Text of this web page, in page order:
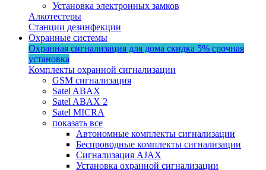
Установка электронных замков
Алкотестеры
Станции дезинфекции
Охранные системы
Охранная сигнализация для дома скидка 5% срочная
установка
Комплекты охранной сигнализации
GSM сигнализация
Satel ABAX
Satel ABAX 2
Satel MICRA
показать все
Автономные комплекты сигнализации
Беспроводные комплекты сигнализации
Сигнализация AJAX
Установка охранной сигнализации